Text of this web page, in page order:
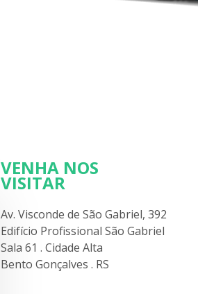
VENHA NOS
VISITAR
Av. Visconde de São Gabriel, 392
Edifício Profissional São Gabriel
Sala 61 . Cidade Alta
Bento Gonçalves . RS